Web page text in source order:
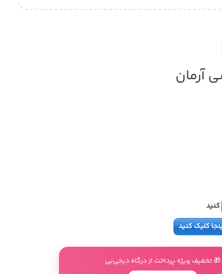
آرمان
کنید
کلیک کنید
🎁 تخفیف ویژه پرداخت از درگاه دیجی‌بی